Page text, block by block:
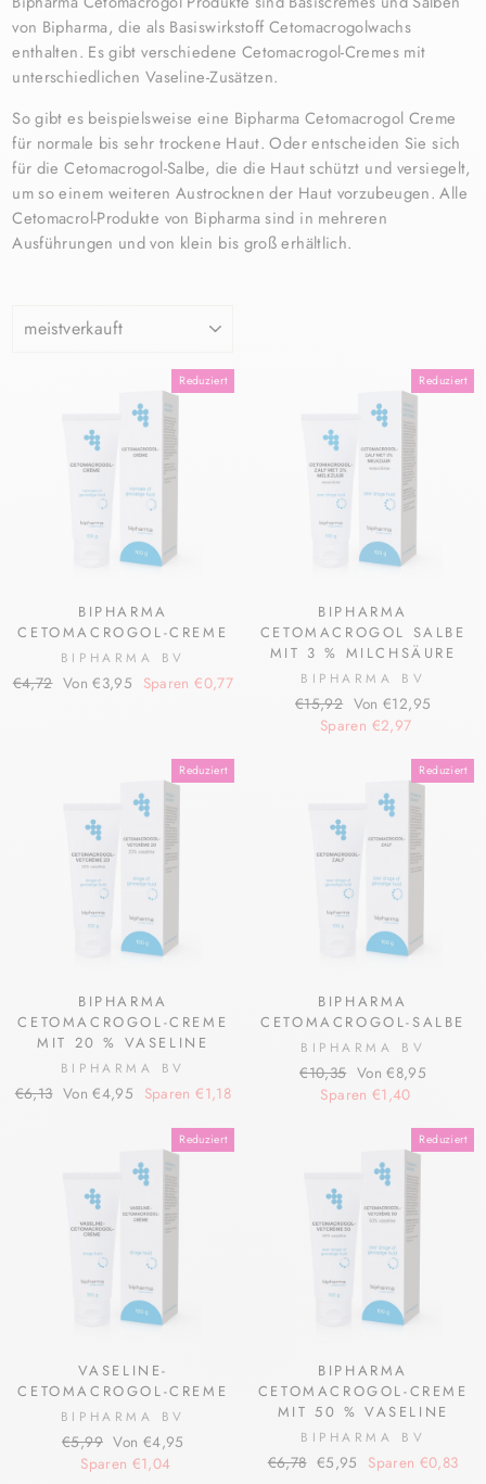
von Bipharma, die als Basiswirkstoff Cetomacrogolwachs
enthalten. Es gibt verschiedene Cetomacrogol-Cremes mit
unterschiedlichen Vaseline-Zusätzen.
So gibt es beispielsweise eine Bipharma Cetomacrogol Creme
für normale bis sehr trockene Haut. Oder entscheiden Sie sich
für die Cetomacrogol-Salbe, die die Haut schützt und versiegelt,
um so einem weiteren Austrocknen der Haut vorzubeugen. Alle
Cetomacrol-Produkte von Bipharma sind in mehreren
Ausführungen und von klein bis groß erhältlich.
Reduziert
BIPHARMA
CETOMACROGOL-CREME
BIPHARMA BV
Normaler
€4,72 Sonderpreis
Von €3,95 Sparen €0,77
Reduziert
BIPHARMA
CETOMACROGOL SALBE
MIT 3 % MILCHSÄURE
BIPHARMA BV
Normaler
Preis
€15,92 Sonderpreis
Von €12,95
Sparen €2,97
Reduziert
BIPHARMA
CETOMACROGOL-CREME
MIT 20 % VASELINE
BIPHARMA BV
Normaler
€6,13 Sonderpreis
Von €4,95 Sparen €1,18
Reduziert
BIPHARMA
CETOMACROGOL-SALBE
BIPHARMA BV
Normaler
Preis
€10,35 Sonderpreis
Von €8,95
Sparen €1,40
Reduziert
VASELINE-
CETOMACROGOL-CREME
BIPHARMA BV
Normaler
Preis
€5,99 Sonderpreis
Von €4,95
Sparen €1,04
Reduziert
BIPHARMA
CETOMACROGOL-CREME
MIT 50 % VASELINE
BIPHARMA BV
Normaler
€6,78 Sonderpreis
€5,95 Sparen €0,83